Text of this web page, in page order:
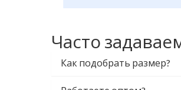
Часто
Как подобрать размер?